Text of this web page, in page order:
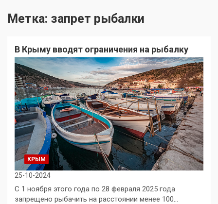
Метка: запрет рыбалки
В Крыму вводят ограничения на рыбалку
КРЫМ
25-10-2024
С 1 ноября этого года по 28 февраля 2025 года
запрещено рыбачить на расстоянии менее 100…